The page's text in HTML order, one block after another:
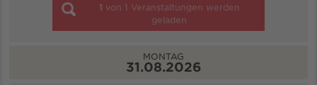
1 von 1 Veranstaltungen werden
geladen
MONTAG
31.08.2026